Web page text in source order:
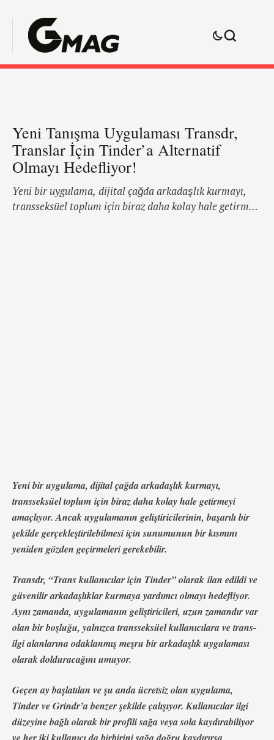
Yeni Tanışma Uygulaması Transdr,
Translar İçin Tinder’a Alternatif
Olmayı Hedefliyor!
Yeni bir uygulama, dijital çağda arkadaşlık kurmayı,
transseksüel toplum için biraz daha kolay hale getirmeyi
Yeni bir uygulama, dijital çağda arkadaşlık kurmayı,
transseksüel toplum için biraz daha kolay hale getirmeyi
amaçlıyor. Ancak uygulamanın geliştiricilerinin, başarılı bir
şekilde gerçekleştirilebilmesi için sunumunun bir kısmını
yeniden gözden geçirmeleri gerekebilir.
Transdr, “Trans kullanıcılar için Tinder” olarak ilan edildi ve
güvenilir arkadaşlıklar kurmaya yardımcı olmayı hedefliyor.
Aynı zamanda, uygulamanın geliştiricileri, uzun zamandır var
olan bir boşluğu, yalnızca transseksüel kullanıcılara ve trans-
ilgi alanlarına odaklanmış meşru bir arkadaşlık uygulaması
olarak dolduracağını umuyor.
Geçen ay başlatılan ve şu anda ücretsiz olan uygulama,
Tinder ve Grindr’a benzer şekilde çalışıyor. Kullanıcılar ilgi
düzeyine bağlı olarak bir profili sağa veya sola kaydırabiliyor